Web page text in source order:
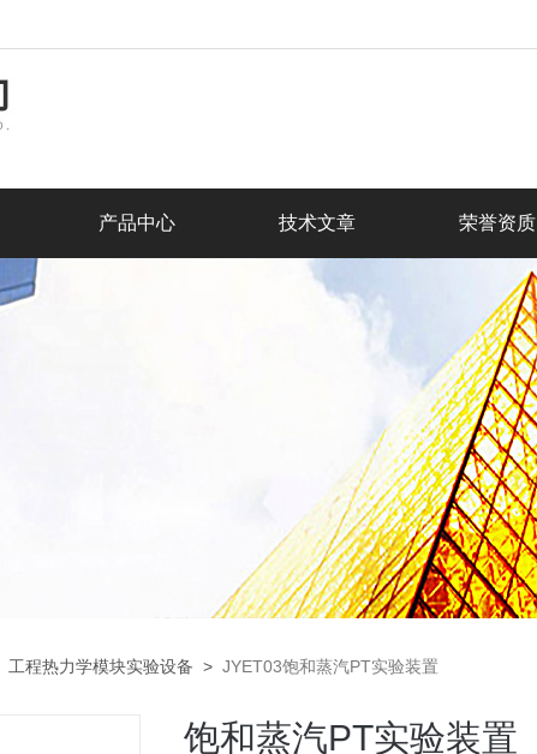
产品中心 技术文章 荣誉资质
工程热力学模块实验设备 > JYET03饱和蒸汽PT实验装置
饱和蒸汽PT实验装置